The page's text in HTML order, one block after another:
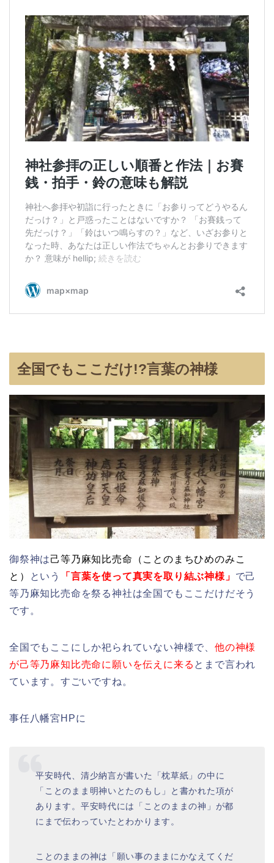
全国でもここだけ!?言葉の神様
御祭神は己等乃麻知比売命（ことのまちひめのみこ
と）
という 「 言葉を使って真実を取り結ぶ神様」 で己
等乃麻知比売命を祭る神社は全国でもここだけだそう
です。
全国でもここにしか祀られていない神様で、他の神様
が己等乃麻知比売命に願いを伝えに来る とまで言われ
ています。すごいですね。
事任八幡宮HPに
平安時代、清少納言が書いた「枕草紙」の中に
「ことのまま明神いとたのもし」と書かれた項が
あります。平安時代には「ことのままの神」が都
にまで伝わっていたとわかります。
ことのままの神は「願い事のままにかなえてくだ